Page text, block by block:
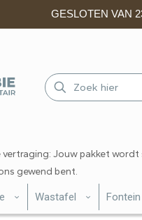
GESLOTEN VAN
vertraging: Jouw pakket
gewend bent.
Wastafel Fontein